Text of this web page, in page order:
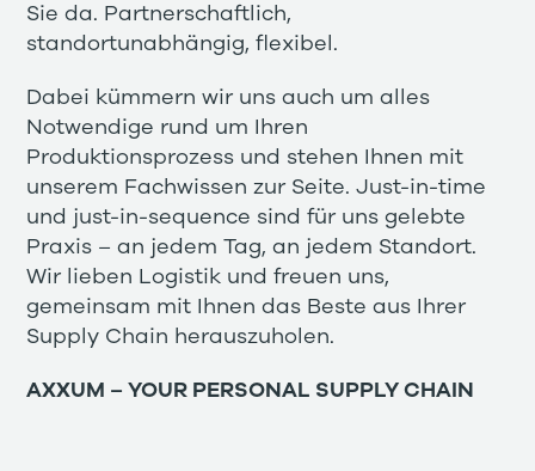
Sie da. Partnerschaftlich,
standortunabhängig, flexibel.
Dabei kümmern wir uns auch um alles
Notwendige rund um Ihren
Produktionsprozess und stehen Ihnen mit
unserem Fachwissen zur Seite. Just-in-time
und just-in-sequence sind für uns gelebte
Praxis – an jedem Tag, an jedem Standort.
Wir lieben Logistik und freuen uns,
gemeinsam mit Ihnen das Beste aus Ihrer
Supply Chain herauszuholen.
AXXUM – YOUR PERSONAL SUPPLY CHAIN